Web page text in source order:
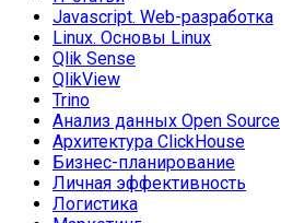
Javascript. Web-разработка
Linux. Основы Linux
Qlik Sense
QlikView
Trino
Анализ данных Open Source
Архитектура ClickHouse
Бизнес-планирование
Личная эффективность
Логистика